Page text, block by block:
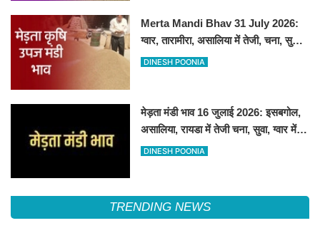
Merta Mandi Bhav 31 July 2026:
ग्वार, तारामीरा, असालिया में तेजी, चना, सुवा,
रायड़ा मंदे बिके
DINESH POONIA
मेड़ता मंडी भाव 16 जुलाई 2026: इसबगोल,
असालिया, रायडा में तेजी चना, सुवा, ग्वार में
आई गिरावट
DINESH POONIA
TRENDING NEWS